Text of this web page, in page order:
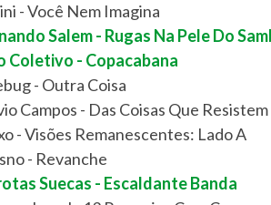
- Você Nem Imagina
Salem - Rugas Na Pele Do
Coletivo - Copacabana
- Outra Coisa
Campos - Das Coisas Que
- Visões Remanescentes: Lado A
- Revanche
Suecas - Escaldante Banda